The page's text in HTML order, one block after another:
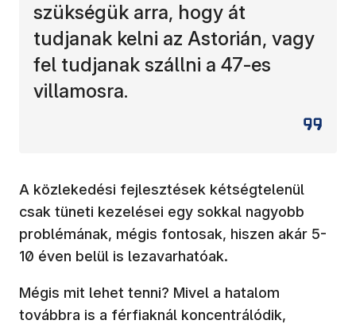
szükségük arra, hogy át
tudjanak kelni az Astorián, vagy
fel tudjanak szállni a 47-es
villamosra.
A közlekedési fejlesztések kétségtelenül
csak tüneti kezelései egy sokkal nagyobb
problémának, mégis fontosak, hiszen akár 5-
10 éven belül is lezavarhatóak.
Mégis mit lehet tenni? Mivel a hatalom
továbbra is a férfiaknál koncentrálódik,